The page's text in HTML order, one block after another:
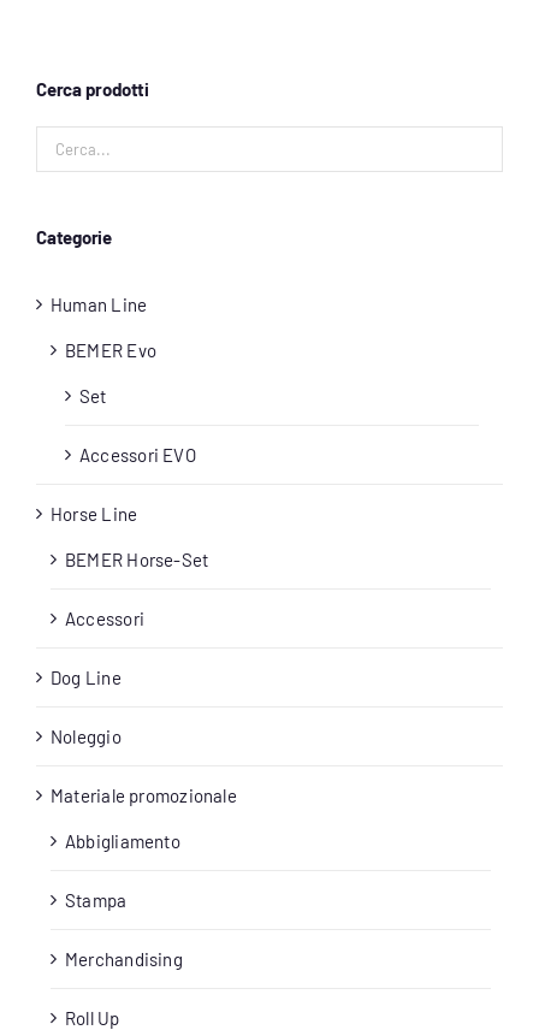
Carrello
Cerca prodotti
Categorie
Human Line
BEMER Evo
Set
Accessori EVO
Horse Line
BEMER Horse-Set
Accessori
Dog Line
Noleggio
Materiale promozionale
Abbigliamento
Stampa
Merchandising
Roll Up